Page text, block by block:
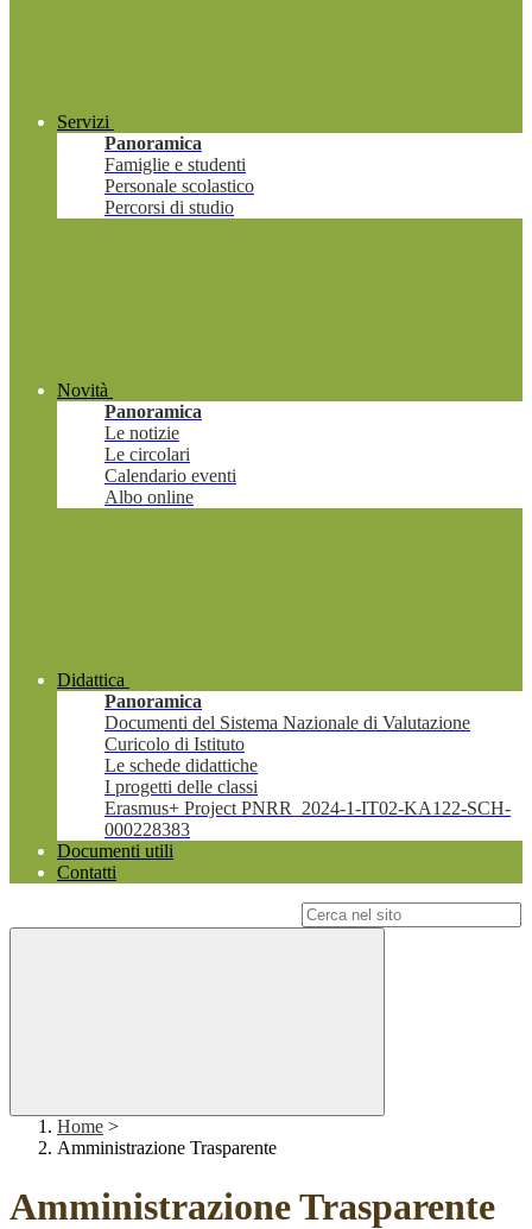
Servizi
Panoramica
Famiglie e studenti
Personale scolastico
Percorsi di studio
Novità
Panoramica
Le notizie
Le circolari
Calendario eventi
Albo online
Didattica
Panoramica
Documenti del Sistema Nazionale di Valutazione
Curicolo di Istituto
Le schede didattiche
I progetti delle classi
Erasmus+ Project PNRR_2024-1-IT02-KA122-SCH-
000228383
Documenti utili
Contatti
Home >
Amministrazione Trasparente
Amministrazione Trasparente